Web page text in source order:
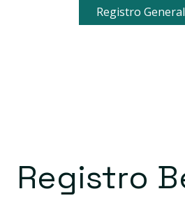
Registro
Registro